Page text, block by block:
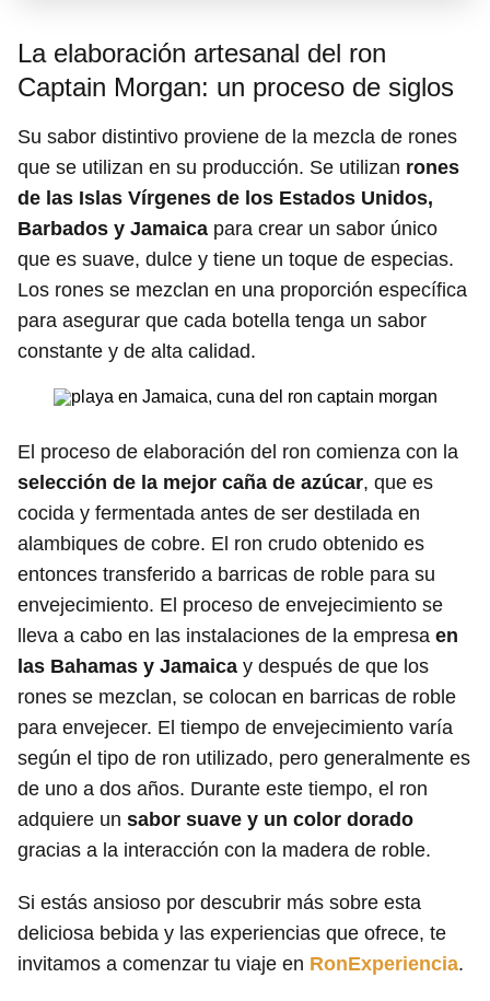
La elaboración artesanal del ron
Captain Morgan: un proceso de siglos
Su sabor distintivo proviene de la mezcla de rones
que se utilizan en su producción. Se utilizan rones
de las Islas Vírgenes de los Estados Unidos,
Barbados y Jamaica para crear un sabor único
que es suave, dulce y tiene un toque de especias.
Los rones se mezclan en una proporción específica
para asegurar que cada botella tenga un sabor
constante y de alta calidad.
El proceso de elaboración del ron comienza con la
selección de la mejor caña de azúcar, que es
cocida y fermentada antes de ser destilada en
alambiques de cobre. El ron crudo obtenido es
entonces transferido a barricas de roble para su
envejecimiento. El proceso de envejecimiento se
lleva a cabo en las instalaciones de la empresa en
las Bahamas y Jamaica y después de que los
rones se mezclan, se colocan en barricas de roble
para envejecer. El tiempo de envejecimiento varía
según el tipo de ron utilizado, pero generalmente es
de uno a dos años. Durante este tiempo, el ron
adquiere un sabor suave y un color dorado
gracias a la interacción con la madera de roble.
Si estás ansioso por descubrir más sobre esta
deliciosa bebida y las experiencias que ofrece, te
invitamos a comenzar tu viaje en RonExperiencia.